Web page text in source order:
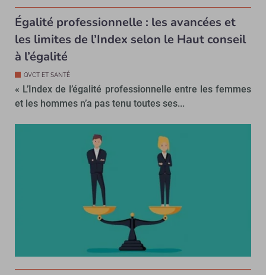
Égalité professionnelle : les avancées et
les limites de l’Index selon le Haut conseil
à l’égalité
QVCT ET SANTÉ
« L’Index de l’égalité professionnelle entre les femmes
et les hommes n’a pas tenu toutes ses...